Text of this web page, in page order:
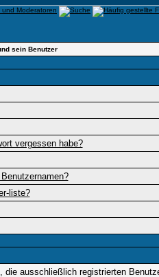
sein Benutzer
vergessen habe?
liste?
ausschließlich registrierten